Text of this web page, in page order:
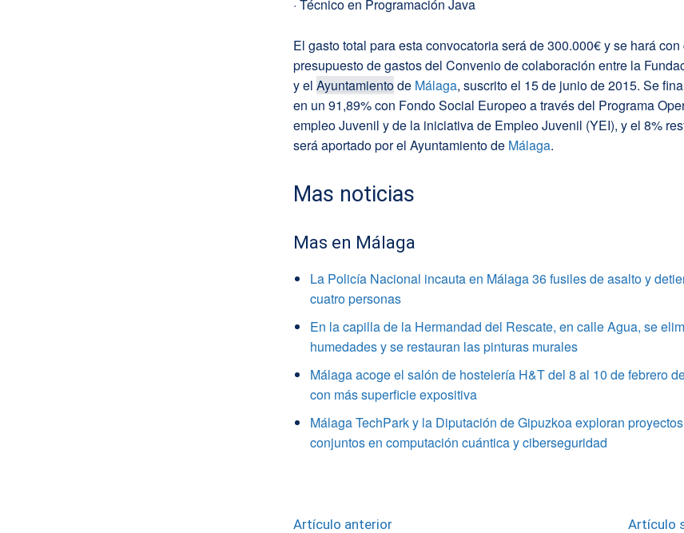
· Técnico en Programación Java
El gasto total para esta convocatoria será de 300.000€ y se hará con
presupuesto de gastos del Convenio de colaboración entre la
y elAyuntamientode Málaga, suscrito el 15 de junio de 2015. Se
en un 91,89% con Fondo Social Europeo a través del Programa
empleo Juvenil y de la iniciativa de Empleo Juvenil (YEI), y el 8%
será aportado por el Ayuntamiento de Málaga.
Mas noticias
Mas en Málaga
La Policía Nacional incauta en Málaga 36 fusiles de asalto y
cuatro personas
En la capilla de la Hermandad del Rescate, en calle Agua, se
humedades y se restauran las pinturas murales
Málaga acoge el salón de hostelería H&T del 8 al 10 de febrero
con más superficie expositiva
Málaga TechPark y la Diputación de Gipuzkoa exploran proyectos
conjuntos en computación cuántica y ciberseguridad
Artículo anterior Artículo